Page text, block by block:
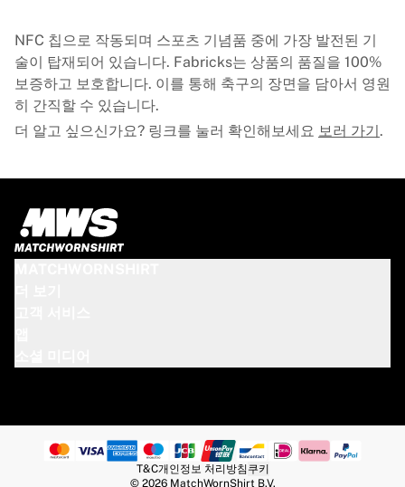
NFC 칩으로 작동되며 스포츠 기념품 중에 가장 발전된 기
술이 탑재되어 있습니다. Fabricks는 상품의 품질을 100%
보증하고 보호합니다. 이를 통해 축구의 장면을 담아서 영원
히 간직할 수 있습니다.
더 알고 싶으신가요? 링크를 눌러 확인해보세요 보러 가기.
T&C개인정보 처리방침 쿠키
© 2026 MatchWornShirt B.V.